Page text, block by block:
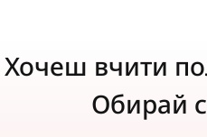
Хочеш вчити
Обирай